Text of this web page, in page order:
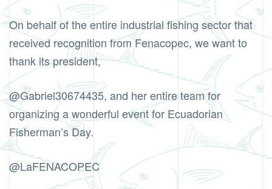
On behalf of the entire industrial fishing sector that
received recognition from Fenacopec, we want to
thank its president,
@Gabriel30674435, and her entire team for
organizing a wonderful event for Ecuadorian
Fisherman’s Day.
@LaFENACOPEC